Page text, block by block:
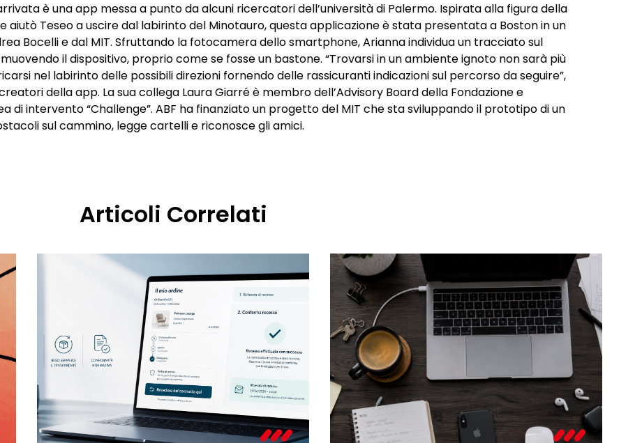
è unaapp messa a punto da alcuni ricercatori dell’università di Palermo. Ispirata alla figura della
aiutò Teseo a uscire dal labirinto del Minotauro, questa applicazione è stata presentata a Boston in un
Bocellie dal MIT. Sfruttando la fotocamera dello smartphone, Arianna individua un tracciato sul
il dispositivo, proprio come se fosse un bastone. “Trovarsi in un ambiente ignoto non sarà più
nel labirinto delle possibili direzioni fornendo delle rassicuranti indicazioni sul percorso da seguire”,
della app. La sua collega Laura Giarré è membro dell’Advisory Board della Fondazione e
di intervento“Challenge”. ABF ha finanziato un progetto del MIT che sta sviluppando il prototipo di un
sul cammino, legge cartelli e riconosce gli amici.
Articoli Correlati